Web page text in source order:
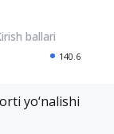
140.6
yo‘nalishi